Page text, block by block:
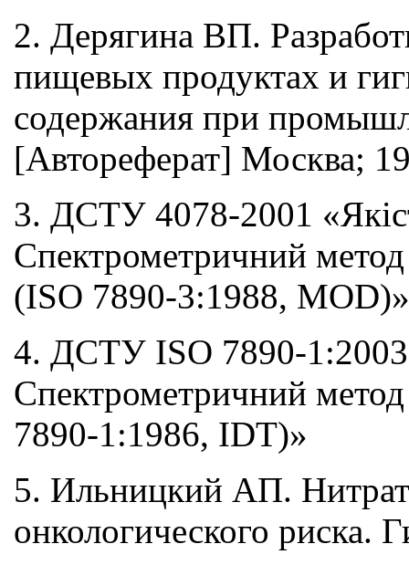
2. Дерягина ВП.
пищевых продуктах и
содержания при
[Автореферат] Москва;
3. ДСТУ 4078-2001
Спектрометричний метод
(ISO 7890-3:1988, MOD)»
4. ДСТУ ISO 7890-1:2003
Спектрометричний
7890-1:1986, IDT)»
5. Ильницкий АП.
онкологического риска.